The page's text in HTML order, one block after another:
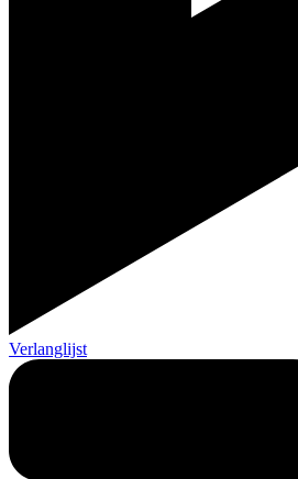
Verlanglijst